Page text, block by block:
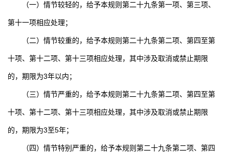
（一）情节较轻的，给予本规则第二十九条第一项、第三项、
第十一项相应处理；
（二）情节较重的，给予本规则第二十九条第二项、第四至第
十项、第十二项、第十三项相应处理，其中涉及取消或禁止期限
的，期限为3年以内；
（三）情节严重的，给予本规则第二十九条第二项、第四至第
十项、第十二项、第十三项相应处理，其中涉及取消或禁止期限
的，期限为3至5年；
（四）情节特别严重的，给予本规则第二十九条第二项、第四